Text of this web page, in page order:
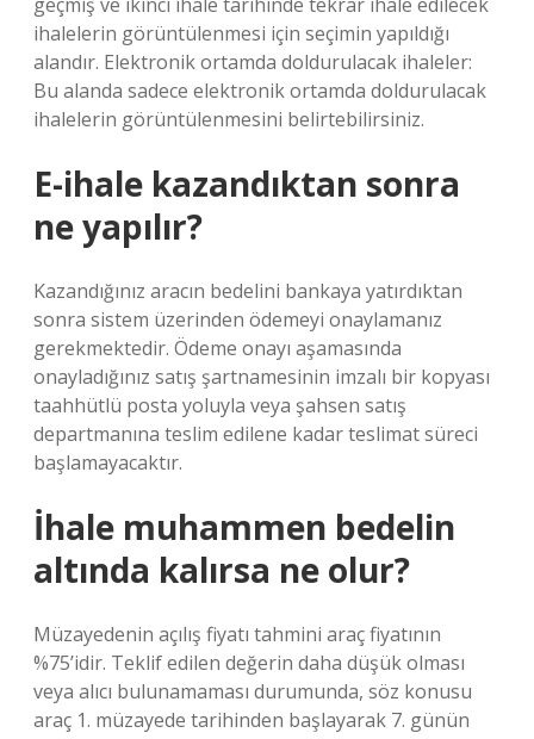
ihalelerin görüntülenmesi için seçimin yapıldığı
alandır. Elektronik ortamda doldurulacak ihaleler:
Bu alanda sadece elektronik ortamda doldurulacak
ihalelerin görüntülenmesini belirtebilirsiniz.
E-ihale kazandıktan sonra
ne yapılır?
Kazandığınız aracın bedelini bankaya yatırdıktan
sonra sistem üzerinden ödemeyi onaylamanız
gerekmektedir. Ödeme onayı aşamasında
onayladığınız satış şartnamesinin imzalı bir kopyası
taahhütlü posta yoluyla veya şahsen satış
departmanına teslim edilene kadar teslimat süreci
başlamayacaktır.
İhale muhammen bedelin
altında kalırsa ne olur?
Müzayedenin açılış fiyatı tahmini araç fiyatının
%75’idir. Teklif edilen değerin daha düşük olması
veya alıcı bulunamaması durumunda, söz konusu
araç 1. müzayede tarihinden başlayarak 7. günün